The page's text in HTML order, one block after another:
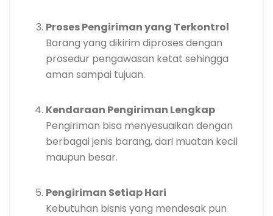
Proses Pengiriman yang Terkontrol
Barang yang dikirim diproses dengan
prosedur pengawasan ketat sehingga
aman sampai tujuan.
Kendaraan Pengiriman Lengkap
Pengiriman bisa menyesuaikan dengan
berbagai jenis barang, dari muatan kecil
maupun besar.
Pengiriman Setiap Hari
Kebutuhan bisnis yang mendesak pun